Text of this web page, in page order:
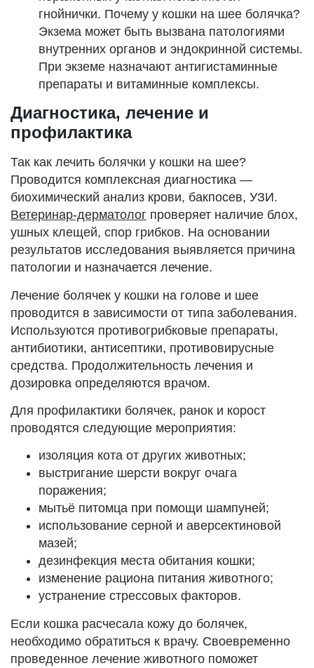
гнойнички. Почему у кошки на шее болячка?
Экзема может быть вызвана патологиями
внутренних органов и эндокринной системы.
При экземе назначают антигистаминные
препараты и витаминные комплексы.
Диагностика, лечение и
профилактика
Так как лечить болячки у кошки на шее?
Проводится комплексная диагностика —
биохимический анализ крови, бакпосев, УЗИ.
Ветеринар-дерматолог проверяет наличие блох,
ушных клещей, спор грибков. На основании
результатов исследования выявляется причина
патологии и назначается лечение.
Лечение болячек у кошки на голове и шее
проводится в зависимости от типа заболевания.
Используются противогрибковые препараты,
антибиотики, антисептики, противовирусные
средства. Продолжительность лечения и
дозировка определяются врачом.
Для профилактики болячек, ранок и корост
проводятся следующие мероприятия:
изоляция кота от других животных;
выстригание шерсти вокруг очага
поражения;
мытьё питомца при помощи шампуней;
использование серной и аверсектиновой
мазей;
дезинфекция места обитания кошки;
изменение рациона питания животного;
устранение стрессовых факторов.
Если кошка расчесала кожу до болячек,
необходимо обратиться к врачу. Своевременно
проведенное лечение животного поможет